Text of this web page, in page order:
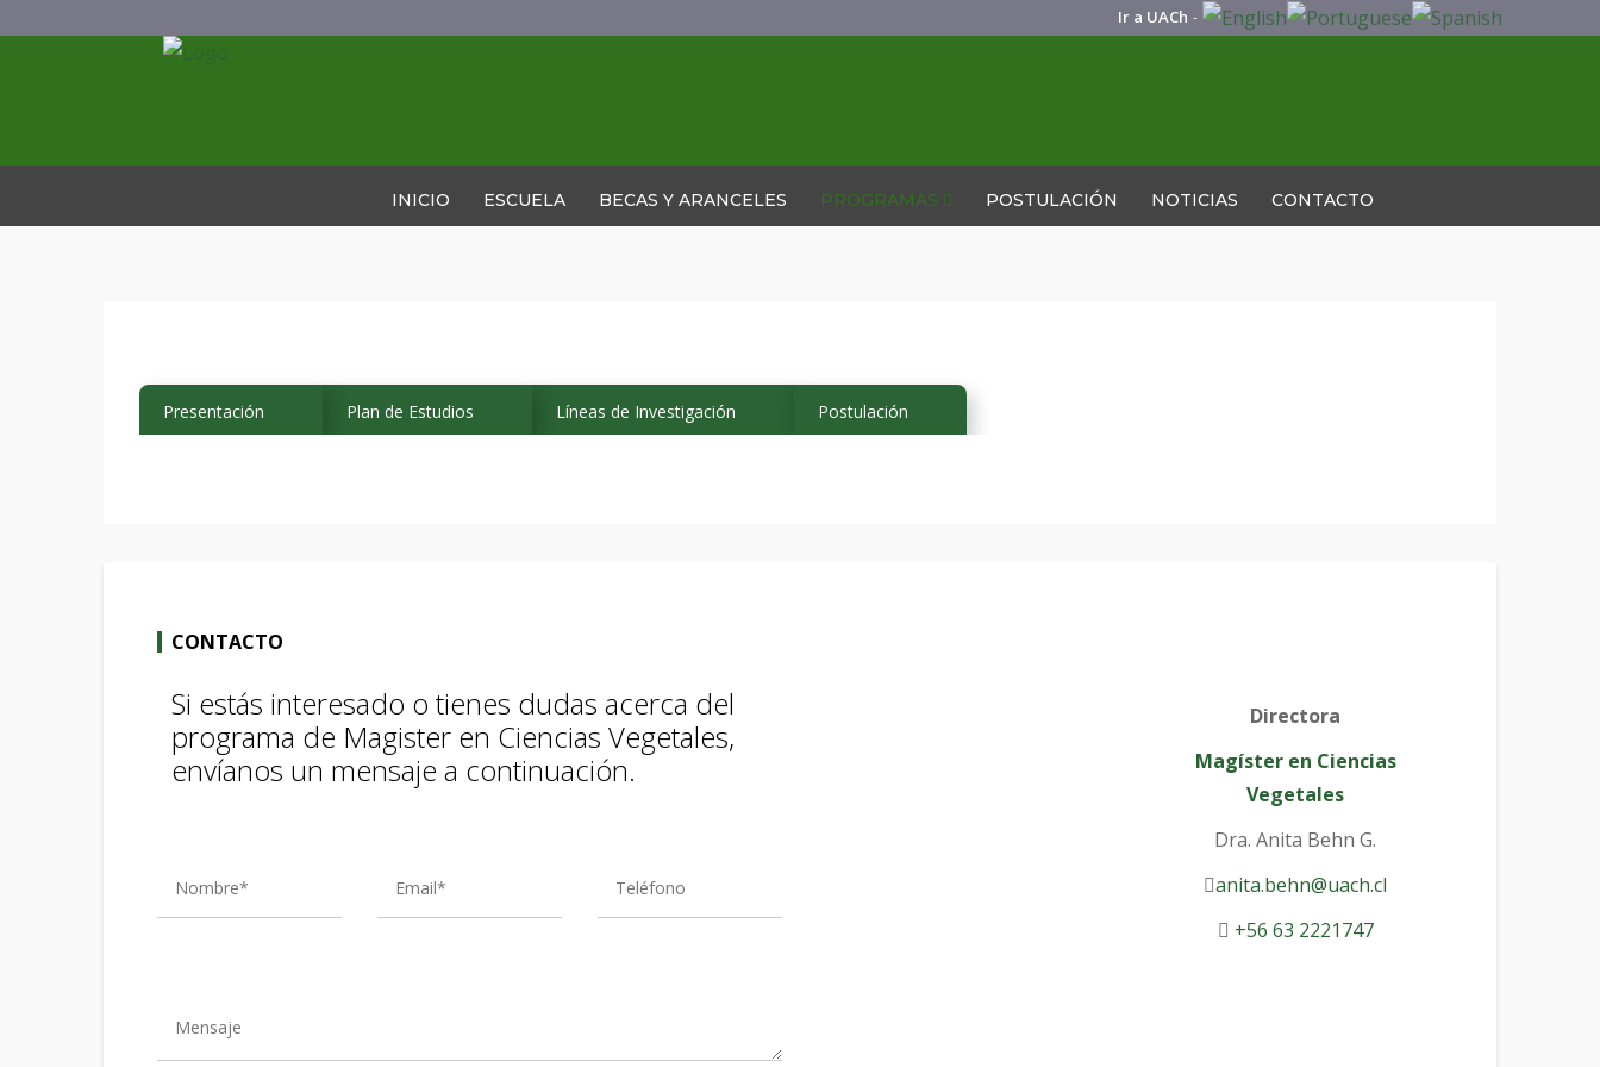
Ir a UACh -
INICIO ESCUELA BECAS Y ARANCELES PROGRAMAS POSTULACIÓN NOTICIAS CONTACTO
Presentación Plan de Estudios Líneas de Investigación Postulación
CONTACTO
Si estás interesado o tienes dudas acerca del
programa de Magister en Ciencias Vegetales,
envíanos un mensaje a continuación.
Directora
Magíster en Ciencias
Vegetales
Dra. Anita Behn G.
anita.behn@uach.cl
+56 63 2221747